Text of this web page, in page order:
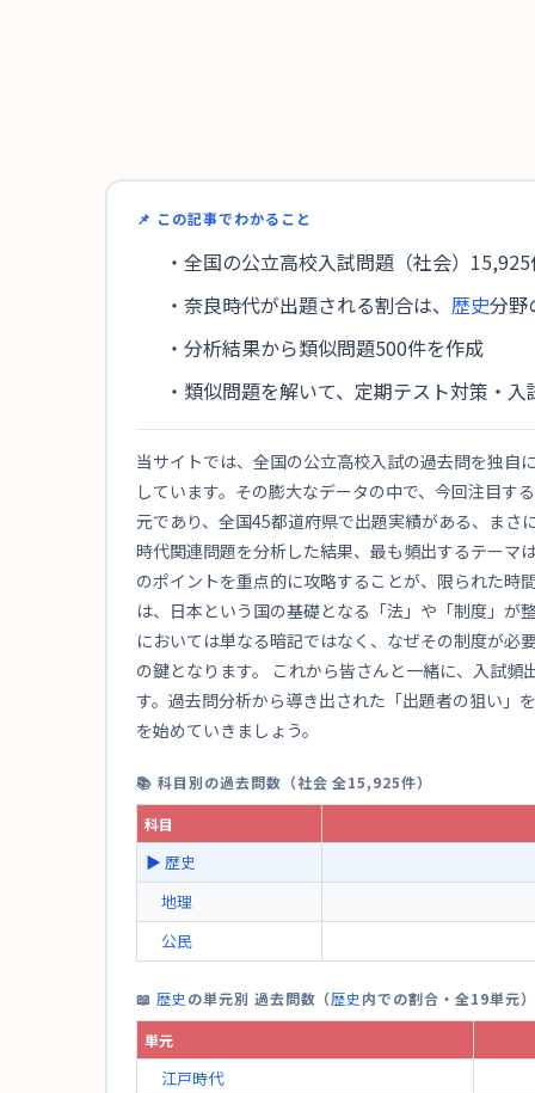
📌 この記事でわかること
・全国の公立高校入試問題（社会）
・奈良時代が出題される割合は、 歴史分野
・分析結果から類似問題500件を作成
・類似問題を解いて、定期テスト対策・
当サイトでは、全国の公立高校入試の過去問を独自
しています。その膨大なデータの中で、今回注目す
元であり、全国45都道府県で出題実績がある、まさ
時代関連問題を分析した結果、最も頻出するテーマ
のポイントを重点的に攻略することが、限られた時
は、日本という国の基礎となる「法」や「制度」が
においては単なる暗記ではなく、なぜその制度が
の鍵となります。 これから皆さんと一緒に、入試
す。過去問分析から導き出された「出題者の狙い」
を始めていきましょう。
📚 科目別の過去問数（社会 全15,925件）
科目
▶ 歴史
地理
公民
📖 歴史 の単元別 過去問数（歴史 内での割合・全19単元）
単元
江戸時代